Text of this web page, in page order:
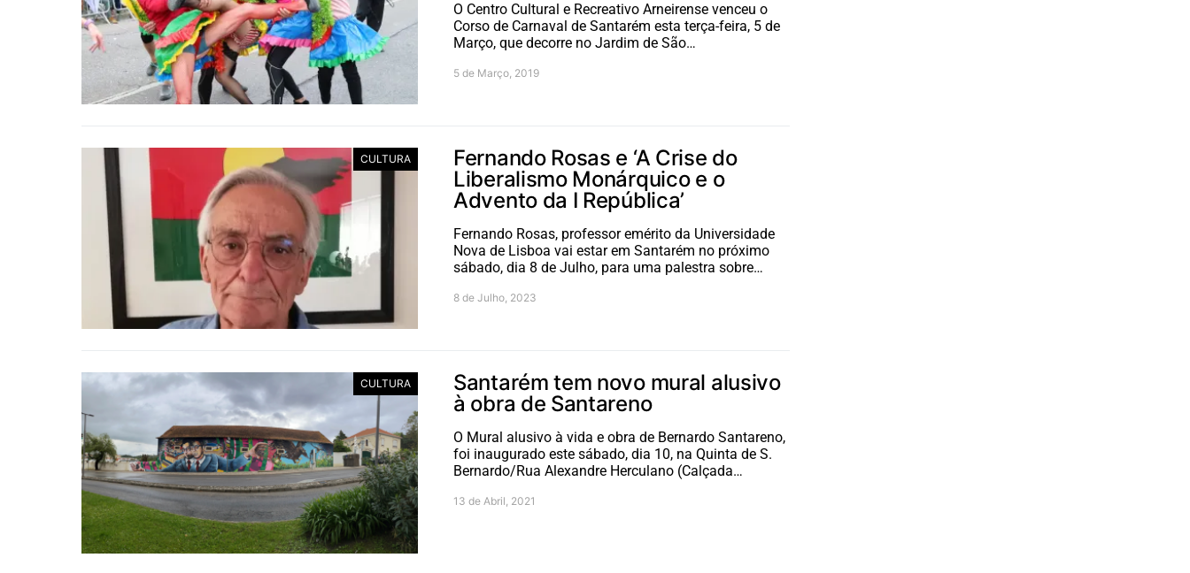
O Centro Cultural e Recreativo Arneirense venceu o
Corso de Carnaval de Santarém esta terça-feira, 5 de
Março, que decorre no Jardim de São…
5 de Março, 2019
CULTURA
Fernando Rosas e ‘A Crise do
Liberalismo Monárquico e o
Advento da I República’
Fernando Rosas, professor emérito da Universidade
Nova de Lisboa vai estar em Santarém no próximo
sábado, dia 8 de Julho, para uma palestra sobre…
8 de Julho, 2023
CULTURA
Santarém tem novo mural alusivo
à obra de Santareno
O Mural alusivo à vida e obra de Bernardo Santareno,
foi inaugurado este sábado, dia 10, na Quinta de S.
Bernardo/Rua Alexandre Herculano (Calçada…
13 de Abril, 2021